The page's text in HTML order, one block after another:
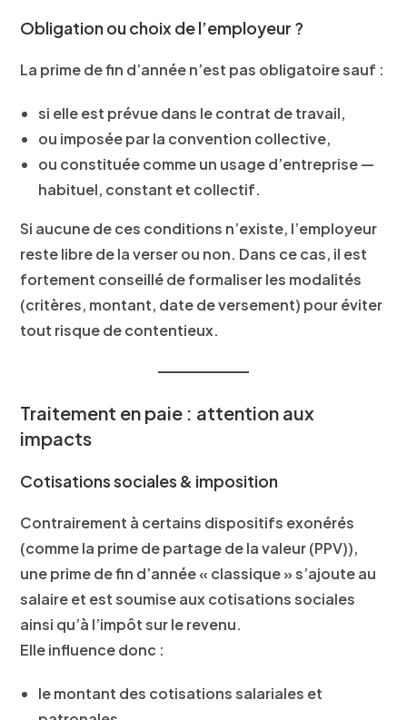
Obligation ou choix de l’employeur ?
La prime de fin d’année n’est pas obligatoire sauf :
si elle est prévue dans le contrat de travail,
ou imposée par la convention collective,
ou constituée comme un usage d’entreprise —
habituel, constant et collectif.
Si aucune de ces conditions n’existe, l’employeur
reste libre de la verser ou non. Dans ce cas, il est
fortement conseillé de formaliser les modalités
(critères, montant, date de versement) pour éviter
tout risque de contentieux.
Traitement en paie : attention aux
impacts
Cotisations sociales & imposition
Contrairement à certains dispositifs exonérés
(comme la prime de partage de la valeur (PPV)),
une prime de fin d’année « classique » s’ajoute au
salaire et est soumise aux cotisations sociales
ainsi qu’à l’impôt sur le revenu.
Elle influence donc :
le montant des cotisations salariales et